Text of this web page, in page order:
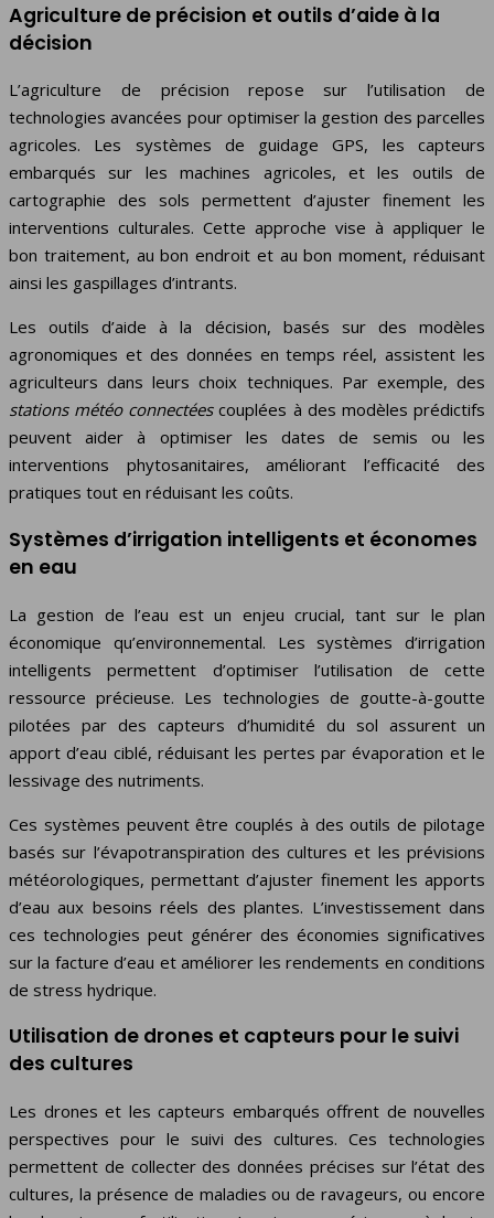
Agriculture de précision et outils d’aide à la
décision
L’agriculture de précision repose sur l’utilisation de
technologies avancées pour optimiser la gestion des parcelles
agricoles. Les systèmes de guidage GPS, les capteurs
embarqués sur les machines agricoles, et les outils de
cartographie des sols permettent d’ajuster finement les
interventions culturales. Cette approche vise à appliquer le
bon traitement, au bon endroit et au bon moment, réduisant
ainsi les gaspillages d’intrants.
Les outils d’aide à la décision, basés sur des modèles
agronomiques et des données en temps réel, assistent les
agriculteurs dans leurs choix techniques. Par exemple, des
stations météo connectéescouplées à des modèles prédictifs
peuvent aider à optimiser les dates de semis ou les
interventions phytosanitaires, améliorant l’efficacité des
pratiques tout en réduisant les coûts.
Systèmes d’irrigation intelligents et économes
en eau
La gestion de l’eau est un enjeu crucial, tant sur le plan
économique qu’environnemental. Les systèmes d’irrigation
intelligents permettent d’optimiser l’utilisation de cette
ressource précieuse. Les technologies de goutte-à-goutte
pilotées par des capteurs d’humidité du sol assurent un
apport d’eau ciblé, réduisant les pertes par évaporation et le
lessivage des nutriments.
Ces systèmes peuvent être couplés à des outils de pilotage
basés sur l’évapotranspiration des cultures et les prévisions
météorologiques, permettant d’ajuster finement les apports
d’eau aux besoins réels des plantes. L’investissement dans
ces technologies peut générer des économies significatives
sur la facture d’eau et améliorer les rendements en conditions
de stress hydrique.
Utilisation de drones et capteurs pour le suivi
des cultures
Les drones et les capteurs embarqués offrent de nouvelles
perspectives pour le suivi des cultures. Ces technologies
permettent de collecter des données précises sur l’état des
cultures, la présence de maladies ou de ravageurs, ou encore